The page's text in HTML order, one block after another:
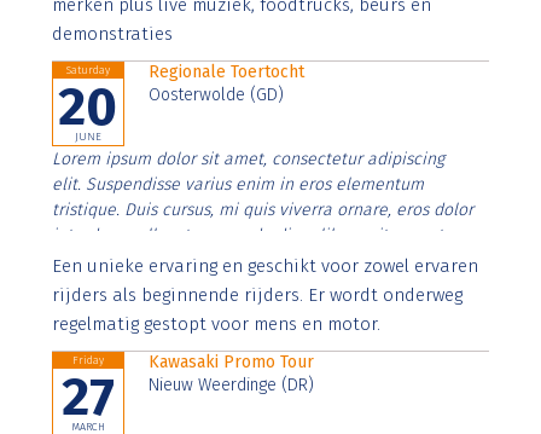
merken plus live muziek, foodtrucks, beurs en
demonstraties
Saturday
20
JUNE
Regionale Toertocht
Oosterwolde (GD)
Lorem ipsum dolor sit amet, consectetur adipiscing
elit. Suspendisse varius enim in eros elementum
tristique. Duis cursus, mi quis viverra ornare, eros dolor
interdum nulla, ut commodo diam libero vitae erat.
Aenean faucibus nibh et justo cursus id rutrum lorem
imperdiet. Nunc ut sem vitae risus tristique posuere.
Een unieke ervaring en geschikt voor zowel ervaren
rijders als beginnende rijders. Er wordt onderweg
regelmatig gestopt voor mens en motor.
Friday
27
MARCH
Kawasaki Promo Tour
Nieuw Weerdinge (DR)